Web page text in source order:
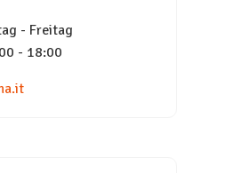
- Freitag
- 18:00